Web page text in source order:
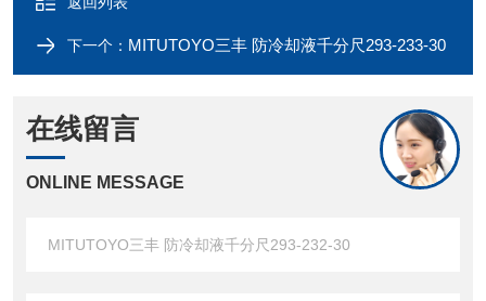
下一个： MITUTOYO三丰 防冷却液千分尺293-233-30
在线留言
ONLINE MESSAGE